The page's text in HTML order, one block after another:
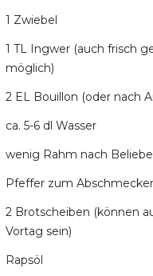
1 Zwiebel
1 TL Ingwer (auch frisch
möglich)
2 EL Bouillon (oder nach
ca. 5-6 dl Wasser
wenig Rahm nach
Pfeffer zum
2 Brotscheiben (können
Vortag sein)
Rapsöl